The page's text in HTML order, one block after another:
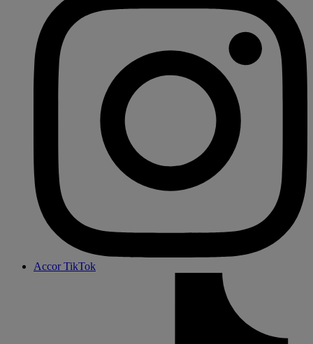
Accor TikTok